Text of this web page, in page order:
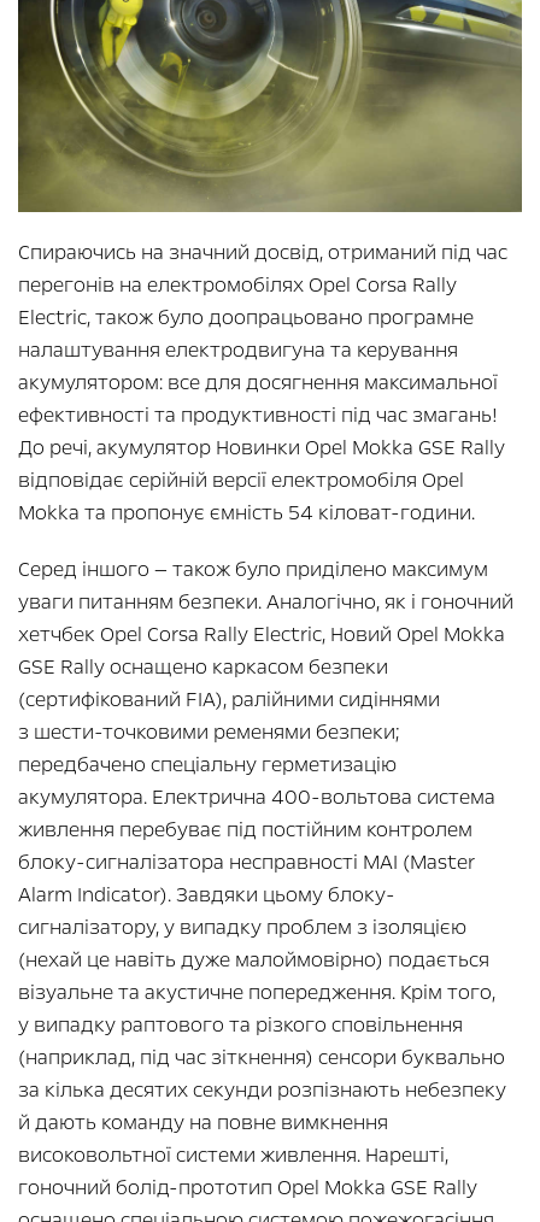
Спираючись на значний досвід, отриманий під час
перегонів на електромобілях Opel Corsa Rally
Electric, також було доопрацьовано програмне
налаштування електродвигуна та керування
акумулятором: все для досягнення максимальної
ефективності та продуктивності під час змагань!
До речі, акумулятор Новинки Opel Mokka GSE Rally
відповідає серійній версії електромобіля Opel
Mokka та пропонує ємність 54 кіловат-години.
Серед іншого — також було приділено максимум
уваги питанням безпеки. Аналогічно, як і гоночний
хетчбек Opel Corsa Rally Electric, Новий Opel Mokka
GSE Rally оснащено каркасом безпеки
(сертифікований FIA), ралійними сидіннями
з шести-точковими ременями безпеки;
передбачено спеціальну герметизацію
акумулятора. Електрична 400-вольтова система
живлення перебуває під постійним контролем
блоку-сигналізатора несправності MAI (Master
Alarm Indicator). Завдяки цьому блоку-
сигналізатору, у випадку проблем з ізоляцією
(нехай це навіть дуже малоймовірно) подається
візуальне та акустичне попередження. Крім того,
у випадку раптового та різкого сповільнення
(наприклад, під час зіткнення) сенсори буквально
за кілька десятих секунди розпізнають небезпеку
й дають команду на повне вимкнення
високовольтної системи живлення. Нарешті,
гоночний болід-прототип Opel Mokka GSE Rally